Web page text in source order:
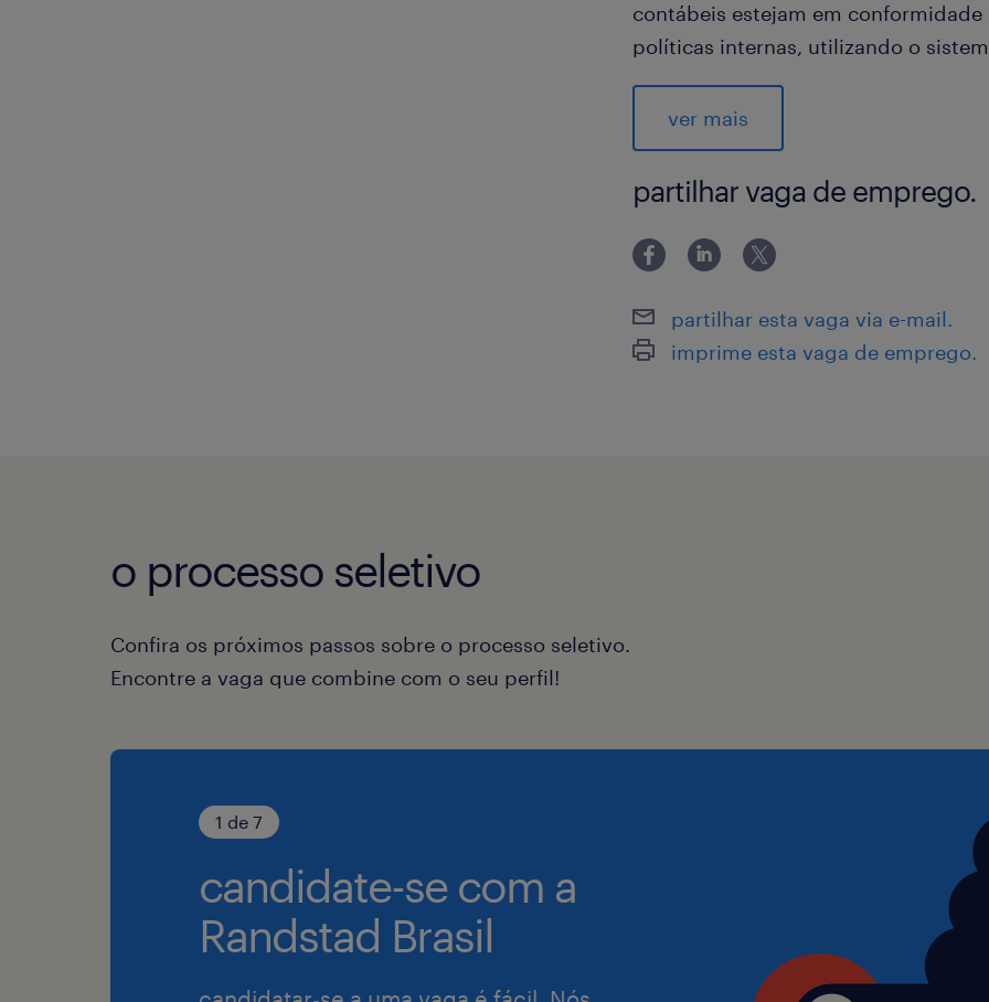
contábeis estejam em
políticas internas, utilizando o
Liderança e Interface: Atuar de
problemas complexos e na
produção e finanças.
Requisitos e Qualificações
Formação e Experiência:
Ensino Superior Completo em
Pacote Office Avançado e domínio
ver mais
partilhar vaga de emprego.
partilhar esta vaga via e-mail.
imprime esta vaga de emprego.
o processo seletivo
Confira os próximos passos sobre o processo seletivo.
Encontre a vaga que combine com o seu perfil!
1 de 7
candidate-se com a
Randstad Brasil